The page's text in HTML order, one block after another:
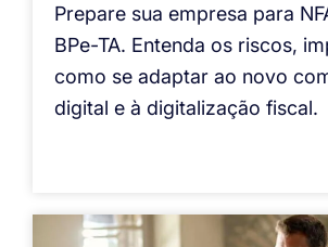
Prepare sua empresa para
BPe-TA. Entenda os riscos,
como se adaptar ao novo
digital e à digitalização fiscal.